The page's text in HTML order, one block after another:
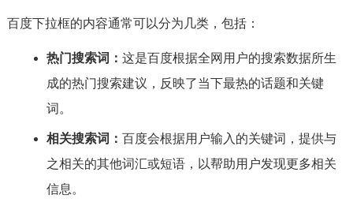
百度下拉框的内容通常可以分为几类，包括：
热门搜索词： 这是百度根据全网用户的搜索数据所生
成的热门搜索建议，反映了当下最热的话题和关键
词。
相关搜索词： 百度会根据用户输入的关键词，提供与
之相关的其他词汇或短语，以帮助用户发现更多相关
信息。